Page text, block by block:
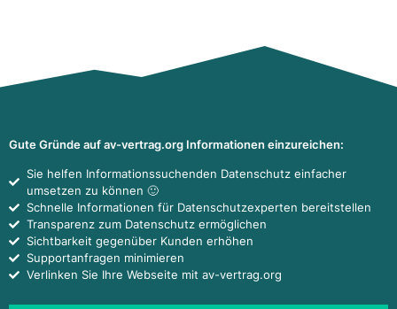
Gute Gründe auf av-vertrag.org Informationen einzureichen:
Sie helfen Informationssuchenden Datenschutz einfacher
umsetzen zu können 🙂
Schnelle Informationen für Datenschutzexperten bereitstellen
Transparenz zum Datenschutz ermöglichen
Sichtbarkeit gegenüber Kunden erhöhen
Supportanfragen minimieren
Verlinken Sie Ihre Webseite mit av-vertrag.org